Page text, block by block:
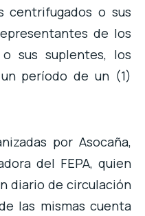
centrifugados o sus
de los
sus suplentes, los
período de un (1)
por Asocaña,
del FEPA, quien
diario de circulación
las mismas cuenta